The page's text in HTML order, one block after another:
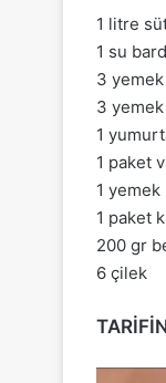
1 litre
1 su
3 yemek
3 yemek
1
1 paket
1 yemek
1 paket
200 gr
6 çilek